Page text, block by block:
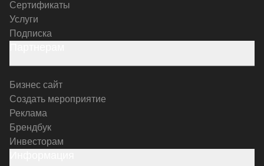
Сертификаты
Услуги
Подписка
Бизнес сайт
Создать мероприятие
Реклама
Брендбук
Инвесторам